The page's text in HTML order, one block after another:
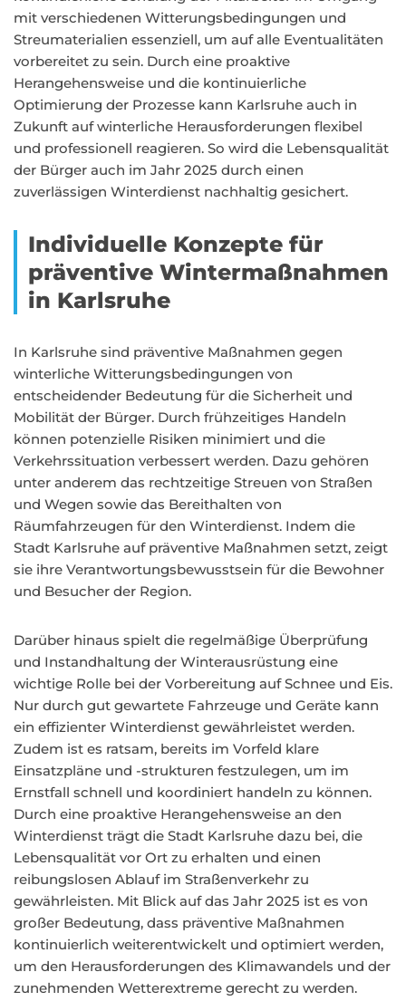
mit verschiedenen Witterungsbedingungen und
Streumaterialien essenziell, um auf alle Eventualitäten
vorbereitet zu sein. Durch eine proaktive
Herangehensweise und die kontinuierliche
Optimierung der Prozesse kann Karlsruhe auch in
Zukunft auf winterliche Herausforderungen flexibel
und professionell reagieren. So wird die Lebensqualität
der Bürger auch im Jahr 2025 durch einen
zuverlässigen Winterdienst nachhaltig gesichert.
Individuelle Konzepte für
präventive Wintermaßnahmen
in Karlsruhe
In Karlsruhe sind präventive Maßnahmen gegen
winterliche Witterungsbedingungen von
entscheidender Bedeutung für die Sicherheit und
Mobilität der Bürger. Durch frühzeitiges Handeln
können potenzielle Risiken minimiert und die
Verkehrssituation verbessert werden. Dazu gehören
unter anderem das rechtzeitige Streuen von Straßen
und Wegen sowie das Bereithalten von
Räumfahrzeugen für den Winterdienst. Indem die
Stadt Karlsruhe auf präventive Maßnahmen setzt, zeigt
sie ihre Verantwortungsbewusstsein für die Bewohner
und Besucher der Region.
Darüber hinaus spielt die regelmäßige Überprüfung
und Instandhaltung der Winterausrüstung eine
wichtige Rolle bei der Vorbereitung auf Schnee und Eis.
Nur durch gut gewartete Fahrzeuge und Geräte kann
ein effizienter Winterdienst gewährleistet werden.
Zudem ist es ratsam, bereits im Vorfeld klare
Einsatzpläne und -strukturen festzulegen, um im
Ernstfall schnell und koordiniert handeln zu können.
Durch eine proaktive Herangehensweise an den
Winterdienst trägt die Stadt Karlsruhe dazu bei, die
Lebensqualität vor Ort zu erhalten und einen
reibungslosen Ablauf im Straßenverkehr zu
gewährleisten. Mit Blick auf das Jahr 2025 ist es von
großer Bedeutung, dass präventive Maßnahmen
kontinuierlich weiterentwickelt und optimiert werden,
um den Herausforderungen des Klimawandels und der
zunehmenden Wetterextreme gerecht zu werden.